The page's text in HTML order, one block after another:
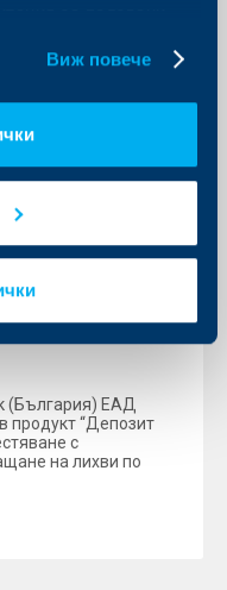
Виж повече
ЕАД
евро и 3.65%
(България) ЕАД
продукт “Депозит
с
на лихви по